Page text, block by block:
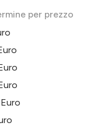
per prezzo